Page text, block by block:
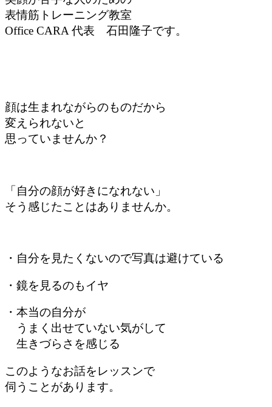
表情筋トレーニング教室
Office CARA 代表 石田隆子です。
顔は生まれながらのものだから
変えられないと
思っていませんか？
「自分の顔が好きになれない」
そう感じたことはありませんか。
・自分を見たくないので写真は避けている
・鏡を見るのもイヤ
・本当の自分が
うまく出せていない気がして
生きづらさを感じる
このようなお話を レッスンで
伺うことがあります。